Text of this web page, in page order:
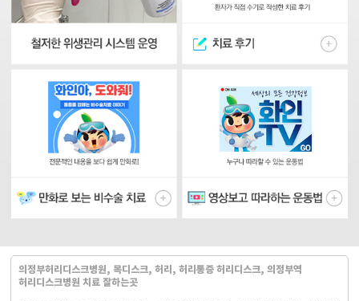
의정부허리디스크병원, 목디스크, 허리, 허리통증 허리디스크, 의정부역
허리디스크병원 치료 잘하는곳